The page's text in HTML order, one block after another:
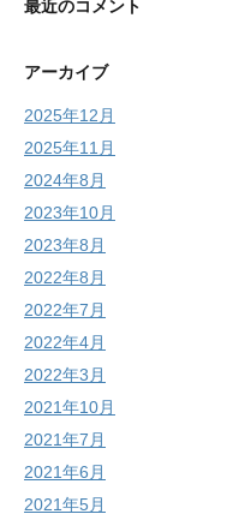
最近のコメント
アーカイブ
2025年12月
2025年11月
2024年8月
2023年10月
2023年8月
2022年8月
2022年7月
2022年4月
2022年3月
2021年10月
2021年7月
2021年6月
2021年5月